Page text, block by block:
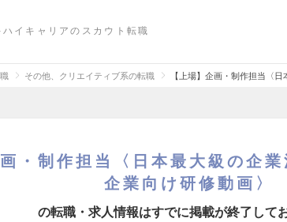
ハイキャリアのスカウト転職
その他、クリエイティブ系の転職 【上場】企画・制作担当〈
画・制作担当〈日本最大級の企
企業向け研修動画〉
の転職・求人情報はすでに掲載が終了して